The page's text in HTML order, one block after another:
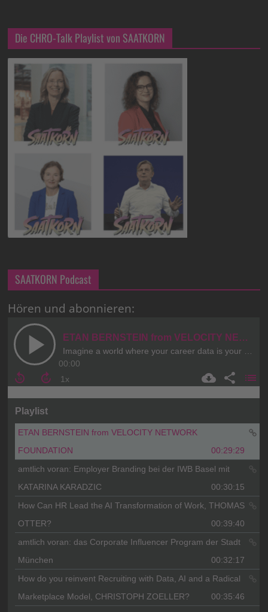
Die CHRO-Talk Playlist von SAATKORN
SAATKORN Podcast
Hören und abonnieren: